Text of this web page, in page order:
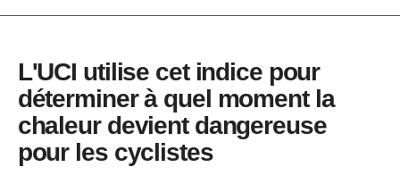
L'UCI utilise cet indice pour
déterminer à quel moment la
chaleur devient dangereuse
pour les cyclistes